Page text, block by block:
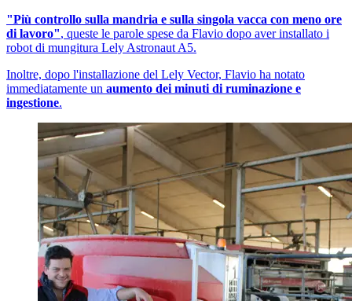
"Più controllo sulla mandria e sulla singola vacca con meno ore
di lavoro", queste le parole spese da Flavio dopo aver installato i
robot di mungitura Lely Astronaut A5.
Inoltre, dopo l'installazione del Lely Vector, Flavio ha notato
immediatamente un aumento dei minuti di ruminazione e
ingestione.